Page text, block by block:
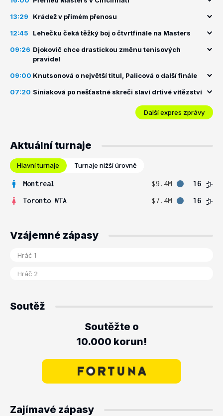
13:29 Krádež v přímém přenosu
12:45 Lehečku čeká těžký boj o čtvrtfinále na Masters
09:26 Djokovič chce drastickou změnu tenisových
pravidel
09:00 Knutsonová o největší titul, Palicová o další finále
07:20 Siniaková po nešťastné skreči slaví drtivé vítězství
Další expres zprávy
Aktuální turnaje
Hlavní turnaje Turnaje nižší úrovně
Montreal $9.4M
16
Toronto WTA
$7.4M 16
Vzájemné zápasy
Soutěž
Soutěžte o
10.000 korun!
Zajímavé zápasy